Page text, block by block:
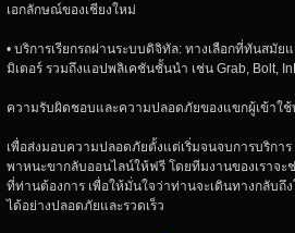
เอกลักษณ์ของเชียงใหม่
• บริการเรียกรถผ่านระบบดิจิทัล: ทางเลือกที่ทันสมั
มิเตอร์ รวมถึงแอปพลิเคชันชั้นนำ เช่น Grab, Bolt,
ความรับผิดชอบและความปลอดภัยของแขกผู้เข้าใช้
เพื่อส่งมอบความปลอดภัยตั้งแต่เริ่มจนจบการบริกา
พาหนะขากลับออนไลน์ให้ฟรี โดยทีมงานของเราจะ
ที่ท่านต้องการ เพื่อให้มั่นใจว่าท่านจะเดินทางกลับถึ
ได้อย่างปลอดภัยและรวดเร็ว